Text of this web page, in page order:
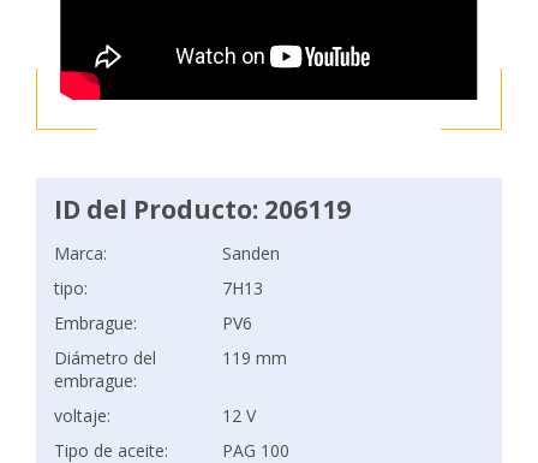
ID del Producto: 206119
Marca:
Sanden
tipo:
7H13
Embrague:
PV6
Diámetro del
embrague:
119 mm
voltaje:
12 V
Tipo de aceite:
PAG 100